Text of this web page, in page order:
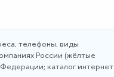
телефоны, виды
России (жёлтые
каталог интернет